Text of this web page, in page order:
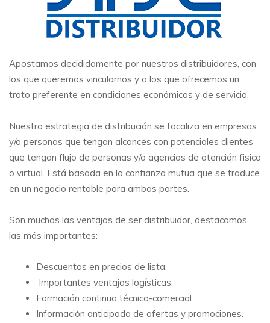
Apostamos decididamente por nuestros distribuidores, con
los que queremos vincularnos y a los que ofrecemos un
trato preferente en condiciones económicas y de servicio.
Nuestra estrategia de distribución se focaliza en empresas
y/o personas que tengan alcances con potenciales clientes
que tengan flujo de personas y/o agencias de atención fisica
o virtual. Está basada en la confianza mutua que se traduce
en un negocio rentable para ambas partes.
Son muchas las ventajas de ser distribuidor, destacamos
las más importantes:
Descuentos en precios de lista.
Importantes ventajas logísticas.
Formación continua técnico-comercial.
Información anticipada de ofertas y promociones.